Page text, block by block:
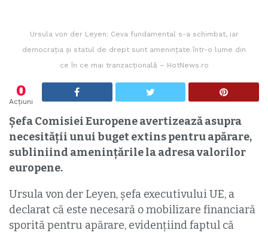
Ursula von der Leyen: Ceva fundamental s-a schimbat, iar
democraţia şi statul de drept sunt ameninţate într-o lume din
ce în ce mai tranzacţională – HotNews.ro
0
Acțiuni
Şefa Comisiei Europene avertizează asupra
necesităţii unui buget extins pentru apărare,
subliniind ameninţările la adresa valorilor
europene.
Ursula von der Leyen, şefa executivului UE, a
declarat că este necesară o mobilizare financiară
sporită pentru apărare, evidenţiind faptul că